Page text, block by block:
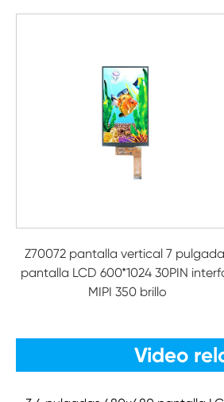
Z70072 pantalla vertical 7
pantalla LCD 600*1024 30PIN
MIPI 350 brillo
Video